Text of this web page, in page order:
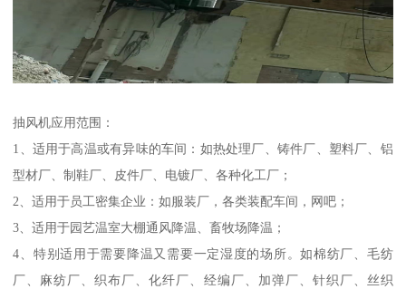
抽风机应用范围：
1、适用于高温或有异味的车间：如热处理厂、铸件厂、塑料厂、铝
型材厂、制鞋厂、皮件厂、电镀厂、各种化工厂；
2、适用于员工密集企业：如服装厂，各类装配车间，网吧；
3、适用于园艺温室大棚通风降温、畜牧场降温；
4、特别适用于需要降温又需要一定湿度的场所。如棉纺厂、毛纺
厂、麻纺厂、织布厂、化纤厂、经编厂、加弹厂、针织厂、丝织